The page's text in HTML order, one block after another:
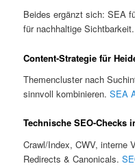
Beides ergänzt sich: SEA
für nachhaltige
Content-Strategie für
Themencluster nach
sinnvoll kombinieren.SEA
Technische SEO-Checks
Crawl/Index, CWV, interne
Redirects & Canonicals.